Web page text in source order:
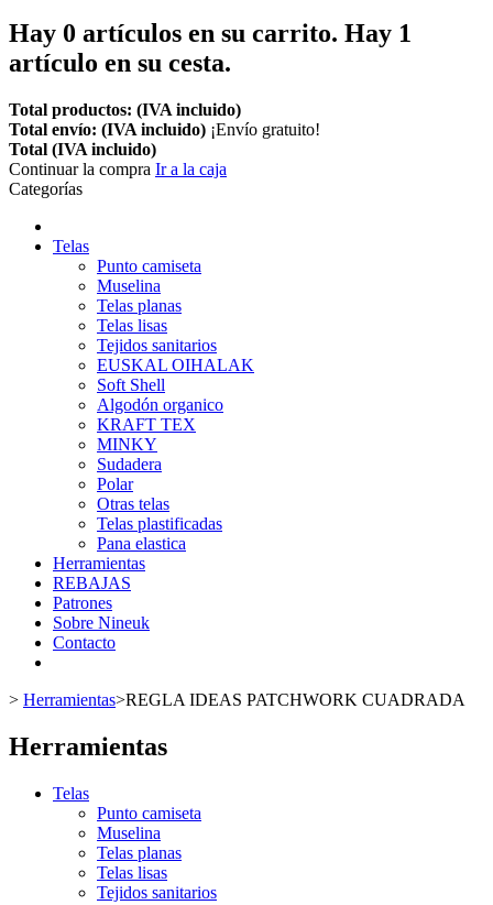
Hay 0 artículos en su carrito. Hay 1
artículo en su cesta.
Total productos: (IVA incluido)
Total envío: (IVA incluido) ¡Envío gratuito!
Total (IVA incluido)
Continuar la compra Ir a la caja
Categorías
Telas
Punto camiseta
Muselina
Telas planas
Telas lisas
Tejidos sanitarios
EUSKAL OIHALAK
Soft Shell
Algodón organico
KRAFT TEX
MINKY
Sudadera
Polar
Otras telas
Telas plastificadas
Pana elastica
Herramientas
REBAJAS
Patrones
Sobre Nineuk
Contacto
> Herramientas>REGLA IDEAS PATCHWORK CUADRADA
Herramientas
Telas
Punto camiseta
Muselina
Telas planas
Telas lisas
Tejidos sanitarios